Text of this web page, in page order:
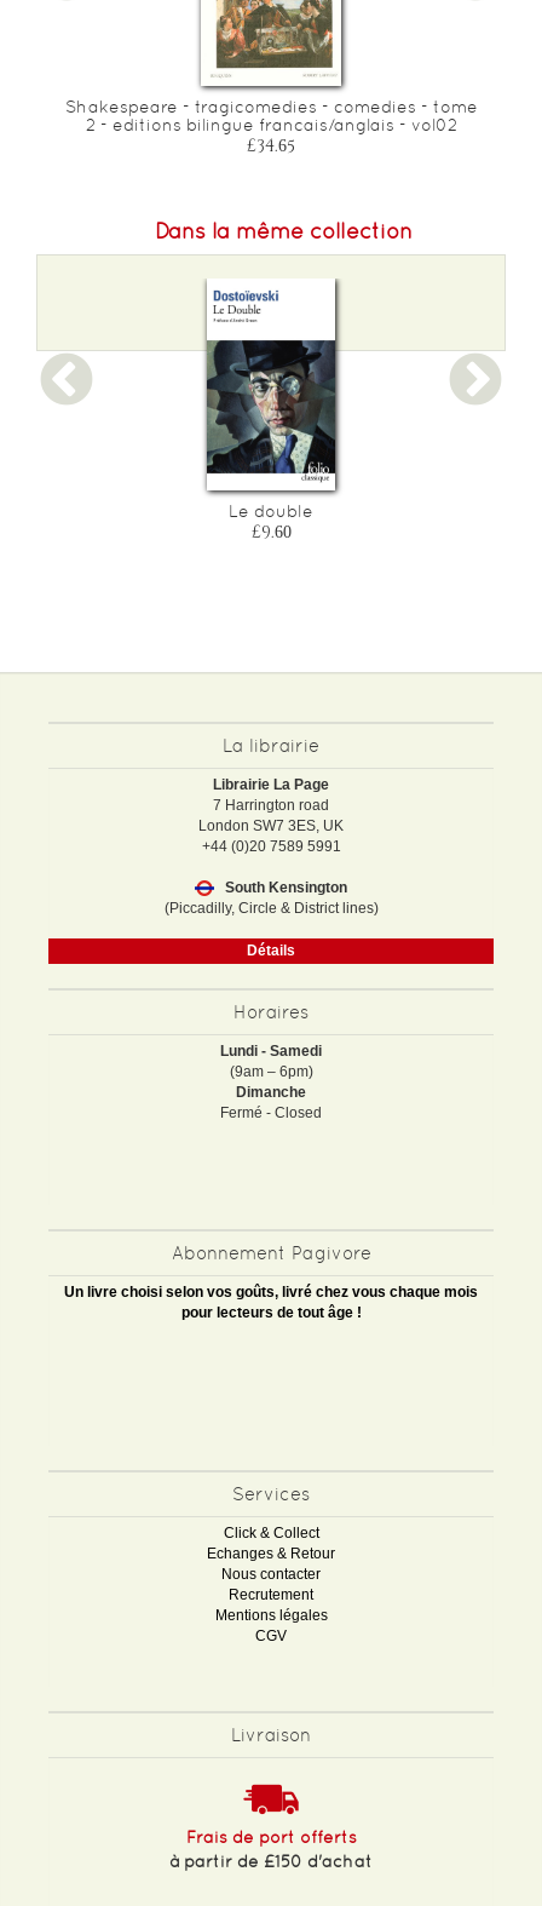
Shakespeare - tragicomedies - comedies - tome
2 - editions bilingue francais/anglais - vol02
£34.65
Dans la même collection
Le double
£9.60
La librairie
Librairie La Page
7 Harrington road
London SW7 3ES, UK
+44 (0)20 7589 5991
South Kensington
(Piccadilly, Circle & District lines)
Détails
Horaires
Lundi - Samedi
(9am – 6pm)
Dimanche
Fermé - Closed
Abonnement Pagivore
Un livre choisi selon vos goûts, livré chez vous chaque mois
pour lecteurs de tout âge !
Services
Click & Collect
Echanges & Retour
Nous contacter
Recrutement
Mentions légales
CGV
Livraison
Frais de port offerts
à partir de £150 d'achat